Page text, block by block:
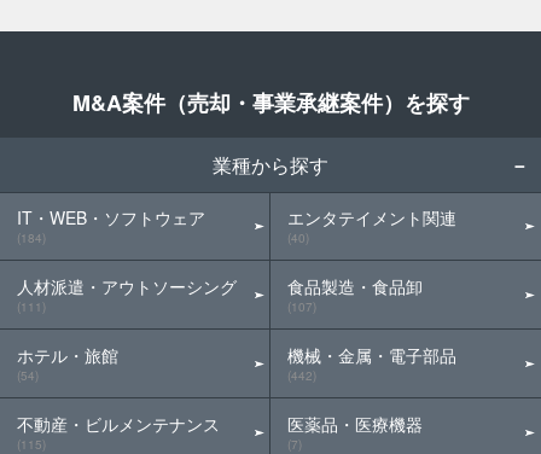
M&A案件（売却・事業承継案件）を探す
業種から探す
IT・WEB・ソフトウェア
(184)
人材派遣・アウトソーシング
(111)
ホテル・旅館
(54)
不動産・ビルメンテナンス
(115)
エンタテイメント関連
(40)
食品製造・食品卸
(107)
機械・金属・電子部品
(442)
医薬品・医療機器
(7)